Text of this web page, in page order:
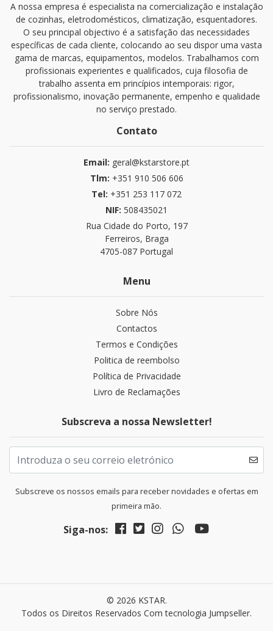
A nossa empresa é especialista na comercialização e instalação
de cozinhas, eletrodomésticos, climatização, esquentadores.
O seu principal objectivo é a satisfação das necessidades
específicas de cada cliente, colocando ao seu dispor uma vasta
gama de marcas, equipamentos, modelos. Trabalhamos com
profissionais experientes e qualificados, cuja filosofia de
trabalho assenta em princípios intemporais: rigor,
profissionalismo, inovação permanente, empenho e qualidade
no serviço prestado.
Contato
Email: geral@kstarstore.pt
Tlm: +351 910 506 606
Tel: +351 253 117 072
NIF: 508435021
Rua Cidade do Porto, 197
Ferreiros, Braga
4705-087 Portugal
Menu
Sobre Nós
Contactos
Termos e Condições
Politica de reembolso
Política de Privacidade
Livro de Reclamações
Subscreva a nossa Newsletter!
Subscreve os nossos emails para receber novidades e ofertas em
primeira mão.
Siga-nos:
© 2026 KSTAR.
Todos os Direitos Reservados Com tecnologia Jumpseller.